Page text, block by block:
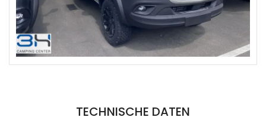
TECHNISCHE DATEN